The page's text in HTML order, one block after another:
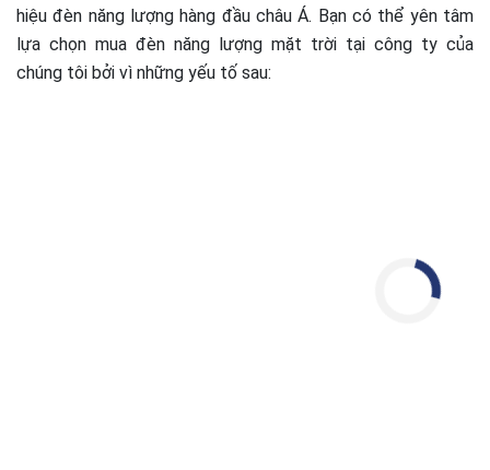
hiệu đèn năng lượng hàng đầu châu Á. Bạn có thể yên tâm
lựa chọn mua đèn năng lượng mặt trời tại công ty của
chúng tôi bởi vì những yếu tố sau: